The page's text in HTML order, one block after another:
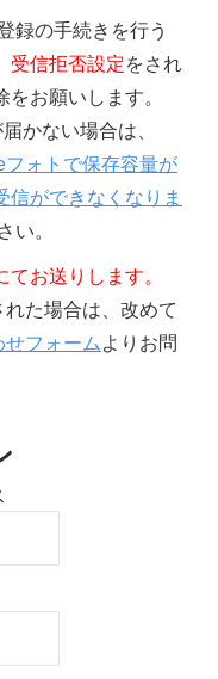
録の手続きを行う
受信拒否設定をされ
お願いします。
かない場合は、
ォトで保存容量が
信ができなくなりま
い。
お送りします。
た場合は、改めて
せフォーム よりお問